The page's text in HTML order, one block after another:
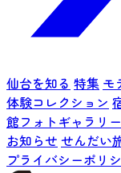
仙台を知る 特集 モ
体験コレクション
館フォトギャラリー
お知らせ せんだい
プライバシーポリ